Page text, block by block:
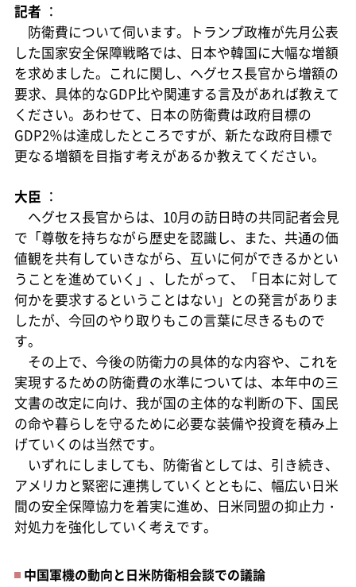
記者 ：
防衛費について伺います。トランプ政権が先月公表
した国家安全保障戦略では、日本や韓国に大幅な増額
を求めました。これに関し、ヘグセス長官から増額の
要求、具体的なGDP比や関連する言及があれば教えて
ください。あわせて、日本の防衛費は政府目標の
GDP2％は達成したところですが、新たな政府目標で
更なる増額を目指す考えがあるか教えてください。
大臣 ：
ヘグセス長官からは、10月の訪日時の共同記者会見
で「尊敬を持ちながら歴史を認識し、また、共通の価
値観を共有していきながら、互いに何ができるかとい
うことを進めていく」、したがって、「日本に対して
何かを要求するということはない」との発言がありま
したが、今回のやり取りもこの言葉に尽きるもので
す。
その上で、今後の防衛力の具体的な内容や、これを
実現するための防衛費の水準については、本年中の三
文書の改定に向け、我が国の主体的な判断の下、国民
の命や暮らしを守るために必要な装備や投資を積み上
げていくのは当然です。
いずれにしましても、防衛省としては、引き続き、
アメリカと緊密に連携していくとともに、幅広い日米
間の安全保障協力を着実に進め、日米同盟の抑止力・
対処力を強化していく考えです。
中国軍機の動向と日米防衛相会談での議論